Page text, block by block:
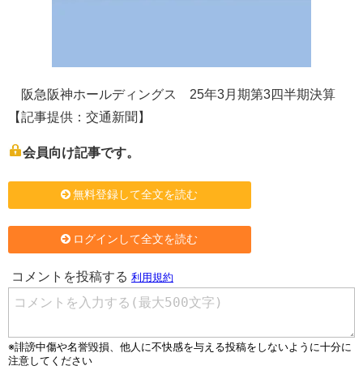
阪急阪神ホールディングス 25年3月期第3四半期決算
【記事提供：交通新聞】
会員向け記事です。
無料登録して全文を読む
ログインして全文を読む